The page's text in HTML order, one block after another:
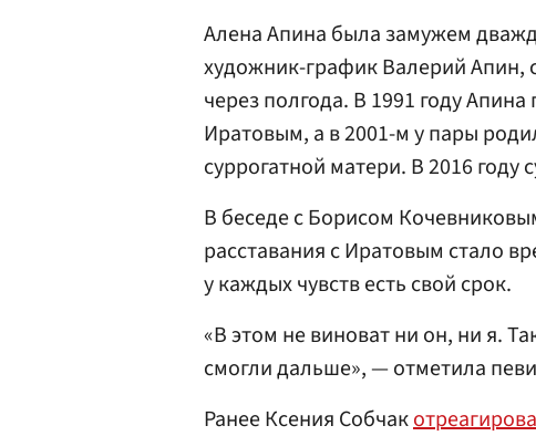
Алена Апина была замужем
художник-график Валерий Апин,
через полгода. В 1991 году
Иратовым, а в 2001-м у пары
суррогатной матери. В 2016 году
В беседе с Борисом
расставания с Иратовым стало
у каждых чувств есть свой срок.
«В этом не виноват ни он, ни я.
смогли дальше», — отметила
Ранее Ксения Собчак